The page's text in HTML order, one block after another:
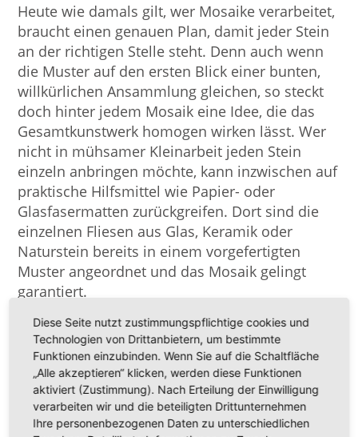
Heute wie damals gilt, wer Mosaike verarbeitet,
braucht einen genauen Plan, damit jeder Stein
an der richtigen Stelle steht. Denn auch wenn
die Muster auf den ersten Blick einer bunten,
willkürlichen Ansammlung gleichen, so steckt
doch hinter jedem Mosaik eine Idee, die das
Gesamtkunstwerk homogen wirken lässt. Wer
nicht in mühsamer Kleinarbeit jeden Stein
einzeln anbringen möchte, kann inzwischen auf
praktische Hilfsmittel wie Papier- oder
Glasfasermatten zurückgreifen. Dort sind die
einzelnen Fliesen aus Glas, Keramik oder
Naturstein bereits in einem vorgefertigten
Muster angeordnet und das Mosaik gelingt
garantiert.
Harmonischer Blickfang
Mosaike eignen sich nicht nur als kleiner
Blickfang in einem Raum, sondern können auch
großflächig verarbeitet werden. Außerdem sind
sie robust, wasserbeständig und rutschfest und
Diese Seite nutzt zustimmungspflichtige cookies und
Technologien von Drittanbietern, um bestimmte
Funktionen einzubinden. Wenn Sie auf die Schaltfläche
„Alle akzeptieren“ klicken, werden diese Funktionen
aktiviert (Zustimmung). Nach Erteilung der Einwilligung
verarbeiten wir und die beteiligten Drittunternehmen
Ihre personenbezogenen Daten zu unterschiedlichen